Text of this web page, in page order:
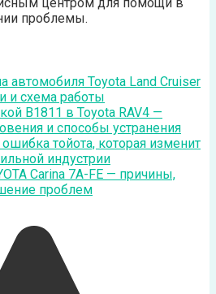
проблемы.
автомобиля Toyota Land Cruiser
и схема работы
B1811 в Toyota RAV4 —
и способы устранения
тойота, которая изменит
индустрии
Carina 7A-FE — причины,
проблем